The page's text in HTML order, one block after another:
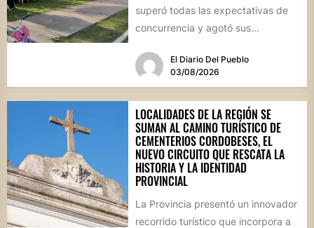
superó todas las expectativas de
concurrencia y agotó sus
marco, el...El Diario Del Pueblo
03/08/2026
LOCALIDADES DE LA REGIÓN SE
SUMAN AL CAMINO TURÍSTICO DE
CEMENTERIOS CORDOBESES, EL
NUEVO CIRCUITO QUE RESCATA LA
HISTORIA Y LA IDENTIDAD
PROVINCIAL
La Provincia presentó un innovador
recorrido turístico que incorpora a